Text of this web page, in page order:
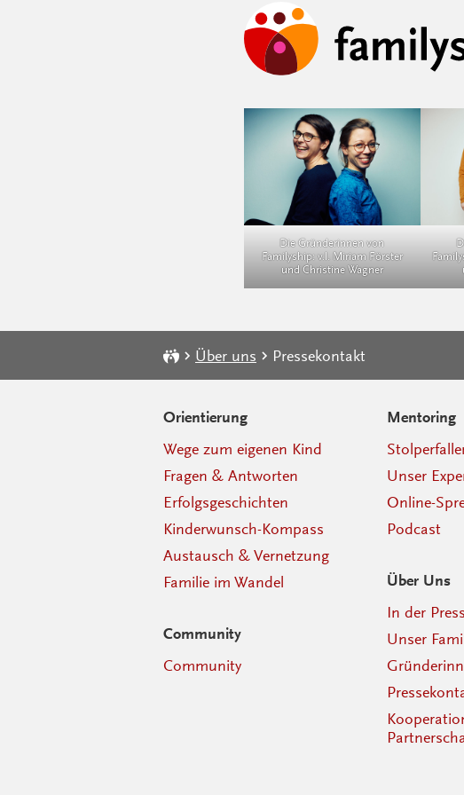
Die Gründerinnen von
Familyship: v.l. Miriam Förster
und Christine Wagner
Über uns Pressekontakt
Orientierung
Wege zum eigenen Kind
Fragen & Antworten
Erfolgsgeschichten
Kinderwunsch-Kompass
Austausch & Vernetzung
Familie im Wandel
Community
Community
Mentoring
Unser
Online-
Podcast
Über Uns
In der
Unser